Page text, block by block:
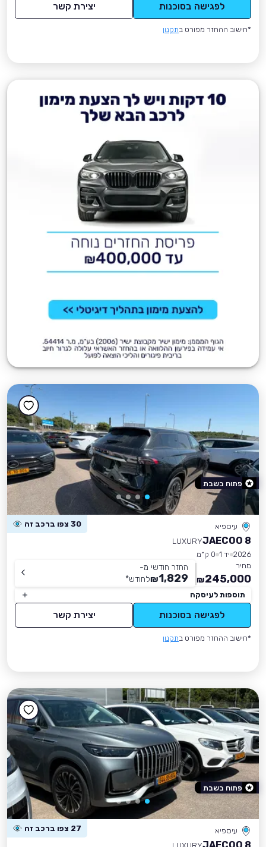
לפגישה בסוכנות יצירת קשר
*חישוב ההחזר מפורט בתקנון
עיספיא 30 צפו ברכב זה
JAECOO 8
LUXURY
2026 יד 1
0 ק״מ
מחיר
245,000
₪
החזר חודשי מ-
1,829
₪לחודש*
תוספות לעיסקה
לפגישה בסוכנות יצירת קשר
*חישוב ההחזר מפורט בתקנון
פתוח בשבת
עיספיא 27 צפו ברכב זה
פתוח בשבת